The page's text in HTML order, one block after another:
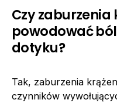
Czy
powodować ból
dotyku?
Tak, zaburzenia
czynników